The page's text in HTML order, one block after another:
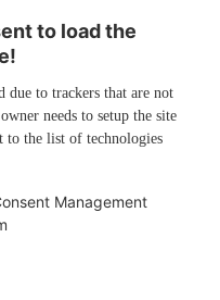
to load the
due to trackers that are not
needs to setup the site
to the list of technologies
Management